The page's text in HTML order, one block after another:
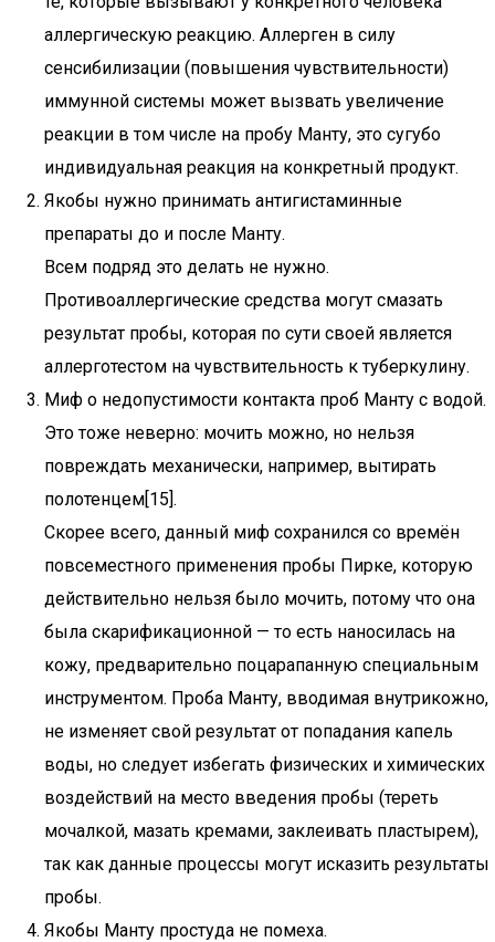
аллергическую реакцию. Аллерген в силу
сенсибилизации (повышения чувствительности)
иммунной системы может вызвать увеличение
реакции в том числе на пробу Манту, это сугубо
индивидуальная реакция на конкретный продукт.
Якобы нужно принимать антигистаминные
препараты до и после Манту.
Всем подряд это делать не нужно.
Противоаллергические средства могут смазать
результат пробы, которая по сути своей является
аллерготестом на чувствительность к туберкулину.
Миф о недопустимости контакта проб Манту с водой.
Это тоже неверно: мочить можно, но нельзя
повреждать механически, например, вытирать
полотенцем[15].
Скорее всего, данный миф сохранился со времён
повсеместного применения пробы Пирке, которую
действительно нельзя было мочить, потому что она
была скарификационной — то есть наносилась на
кожу, предварительно поцарапанную специальным
инструментом. Проба Манту, вводимая внутрикожно,
не изменяет свой результат от попадания капель
воды, но следует избегать физических и химических
воздействий на место введения пробы (тереть
мочалкой, мазать кремами, заклеивать пластырем),
так как данные процессы могут исказить результаты
пробы.
Якобы Манту простуда не помеха.